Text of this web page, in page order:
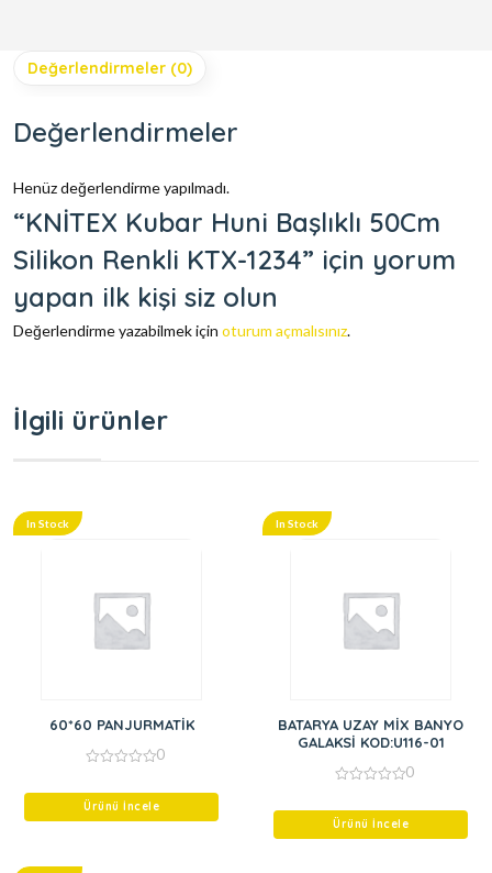
Değerlendirmeler (0)
Değerlendirmeler
Henüz değerlendirme yapılmadı.
“KNİTEX Kubar Huni Başlıklı 50Cm
Silikon Renkli KTX-1234” için yorum
yapan ilk kişi siz olun
Değerlendirme yazabilmek için oturum açmalısınız.
İlgili ürünler
In Stock
60*60 PANJURMATİK
of
0
Ürünü İncele
In Stock
BATARYA UZAY MİX BANYO
GALAKSİ KOD:U116-01
of
0
Ürünü İncele